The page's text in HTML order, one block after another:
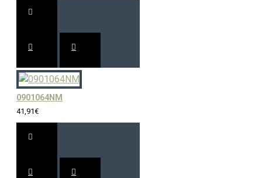
0901064NM
41,91€